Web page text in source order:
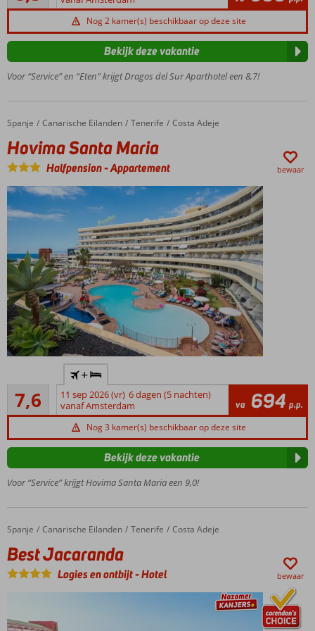
Vlak
zwarte
lava
strand
Playa
Arena
Moderne 2-, 3- en 4-
Dicht bij
centrum
de
Santiago
fitnessruimte
beoordelingen
Nog 2 kamer(s) beschikbaar op deze site
Voor “Service” en “Eten” krijgt Dragos del Sur Aparthotel een 8,7!
Bekijk deze vakantie
Home
Spanje Canarische Eilanden Tenerife Costa Adeje
Hovima Santa Maria
Hovima Santa Maria
Halfpension-Appartement bewaar
strand
en de
haven
Colón
Op
slechts
van
Adeje
Ruime studio's
en
appartementen
7,6
Goed
5
beoordelingen
+
11 sep 2026 (vr) 6 dagen (5 nachten)
vanaf Amsterdam
va 694 p.p.
Nog 3 kamer(s) beschikbaar op deze site
Voor “Service” krijgt Hovima Santa Maria een 9,0!
Bekijk deze vakantie
Home
Spanje Canarische Eilanden Tenerife Costa Adeje
Best Jacaranda
Best Jacaranda
Logies en ontbijt-Hotel bewaar